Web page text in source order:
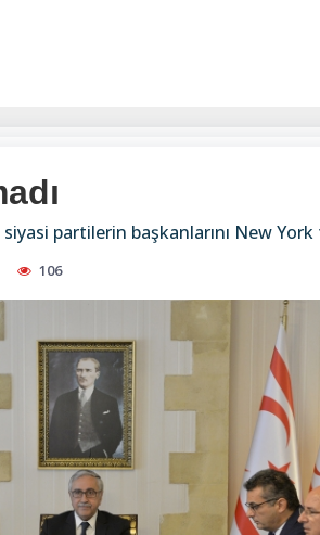
partilerin başkanlarını New
106